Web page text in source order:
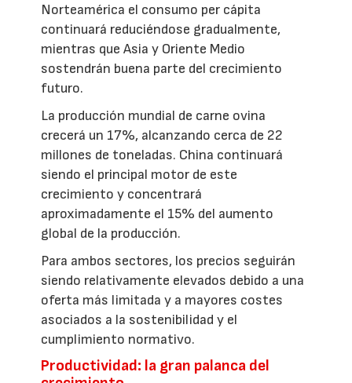
Norteamérica el consumo per cápita
continuará reduciéndose gradualmente,
mientras que Asia y Oriente Medio
sostendrán buena parte del crecimiento
futuro.
La producción mundial de carne ovina
crecerá un 17%, alcanzando cerca de 22
millones de toneladas. China continuará
siendo el principal motor de este
crecimiento y concentrará
aproximadamente el 15% del aumento
global de la producción.
Para ambos sectores, los precios seguirán
siendo relativamente elevados debido a una
oferta más limitada y a mayores costes
asociados a la sostenibilidad y el
cumplimiento normativo.
Productividad: la gran palanca del